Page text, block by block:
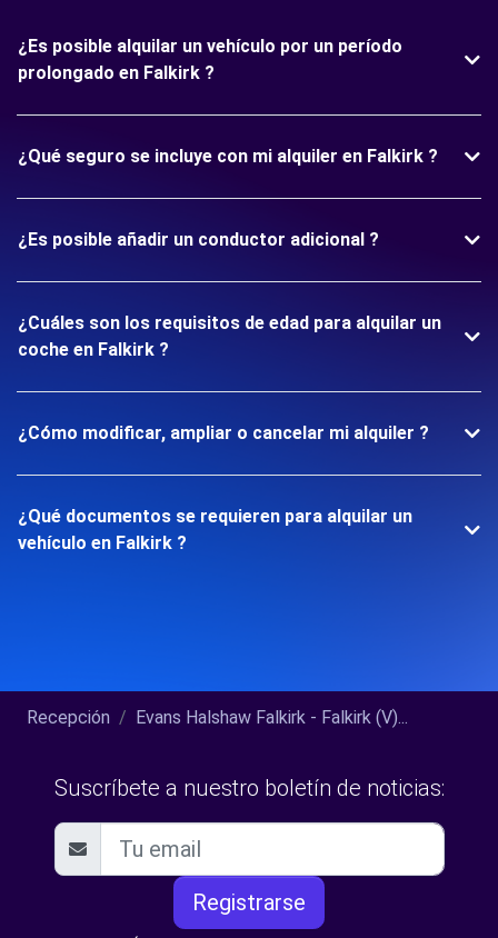
¿Es posible alquilar un vehículo por un período
prolongado en Falkirk ?
¿Qué seguro se incluye con mi alquiler en Falkirk ?
¿Es posible añadir un conductor adicional ?
¿Cuáles son los requisitos de edad para alquilar un
coche en Falkirk ?
¿Cómo modificar, ampliar o cancelar mi alquiler ?
¿Qué documentos se requieren para alquilar un
vehículo en Falkirk ?
Recepción Evans Halshaw Falkirk - Falkirk (V)...
Suscríbete a nuestro boletín de noticias:
Registrarse